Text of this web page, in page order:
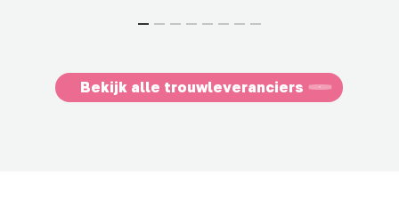
Bekijk alle trouwleveranciers